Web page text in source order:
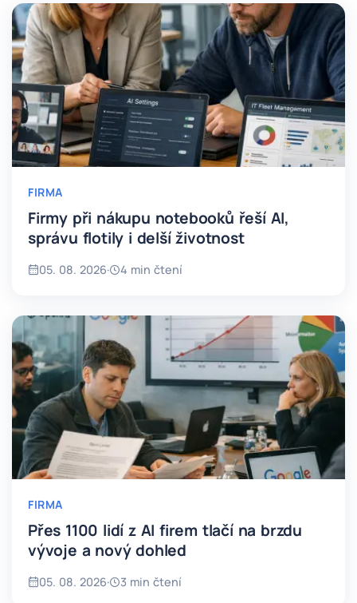
FIRMA
Firmy při nákupu notebooků řeší AI,
správu flotily i delší životnost
05. 08. 2026· 4 min čtení
FIRMA
Přes 1100 lidí z AI firem tlačí na brzdu
vývoje a nový dohled
05. 08. 2026· 3 min čtení